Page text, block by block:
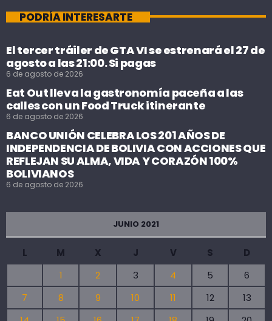
PODRÍA INTERESARTE
El tercer tráiler de GTA VI se estrenará el 27 de
agosto a las 21:00. Si pagas
6 de agosto de 2026
Eat Out lleva la gastronomía paceña a las
calles con un Food Truck itinerante
6 de agosto de 2026
BANCO UNIÓN CELEBRA LOS 201 AÑOS DE
INDEPENDENCIA DE BOLIVIA CON ACCIONES QUE
REFLEJAN SU ALMA, VIDA Y CORAZÓN 100%
BOLIVIANOS
6 de agosto de 2026
JUNIO 2021
L M X J V S
D
1
2 3 4 5
6
7
8 9 10 11 12
13